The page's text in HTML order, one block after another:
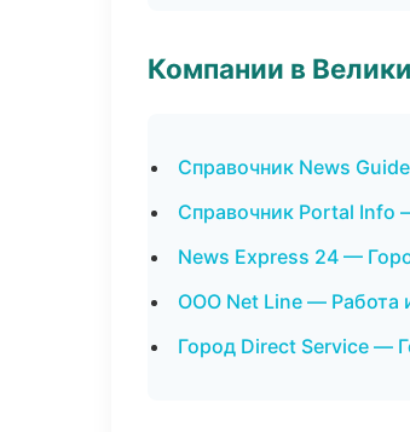
Компании в
Справочник News
Справочник Portal
News Express 24 —
ООО Net Line — Работа
Город Direct Service —